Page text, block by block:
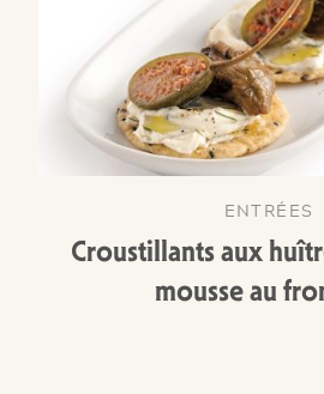
ENTRÉES
Croustillants aux
mousse au